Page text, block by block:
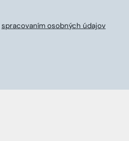
spracovaním osobných údajov